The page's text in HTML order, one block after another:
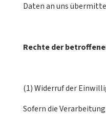
Daten an uns
Rechte der
(1) Widerruf der
Sofern die